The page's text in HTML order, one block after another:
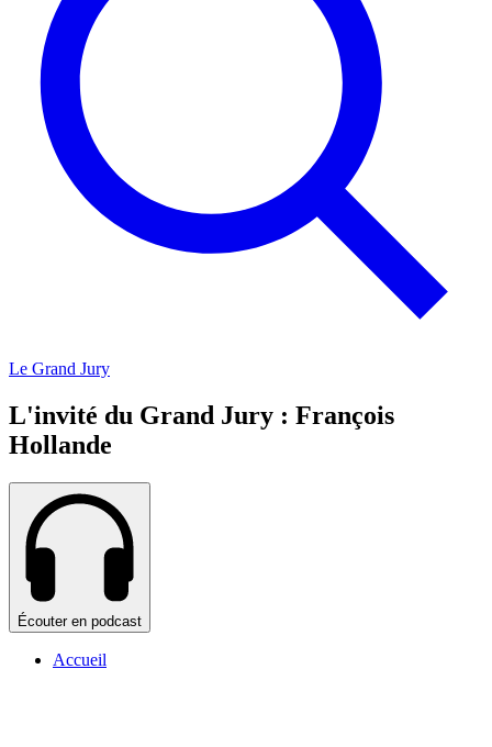
Le Grand Jury
L'invité du Grand Jury : François
Hollande
Écouter en podcast
Accueil